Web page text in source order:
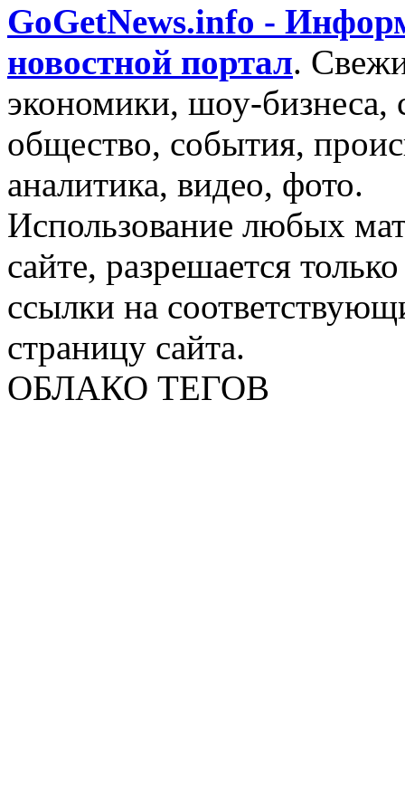
GoGetNews.info -
новостной портал.
экономики, шоу-бизнеса,
общество, события,
аналитика, видео, фото.
Использование любых
сайте, разрешается
ссылки на
страницу сайта.
ОБЛАКО ТЕГОВ